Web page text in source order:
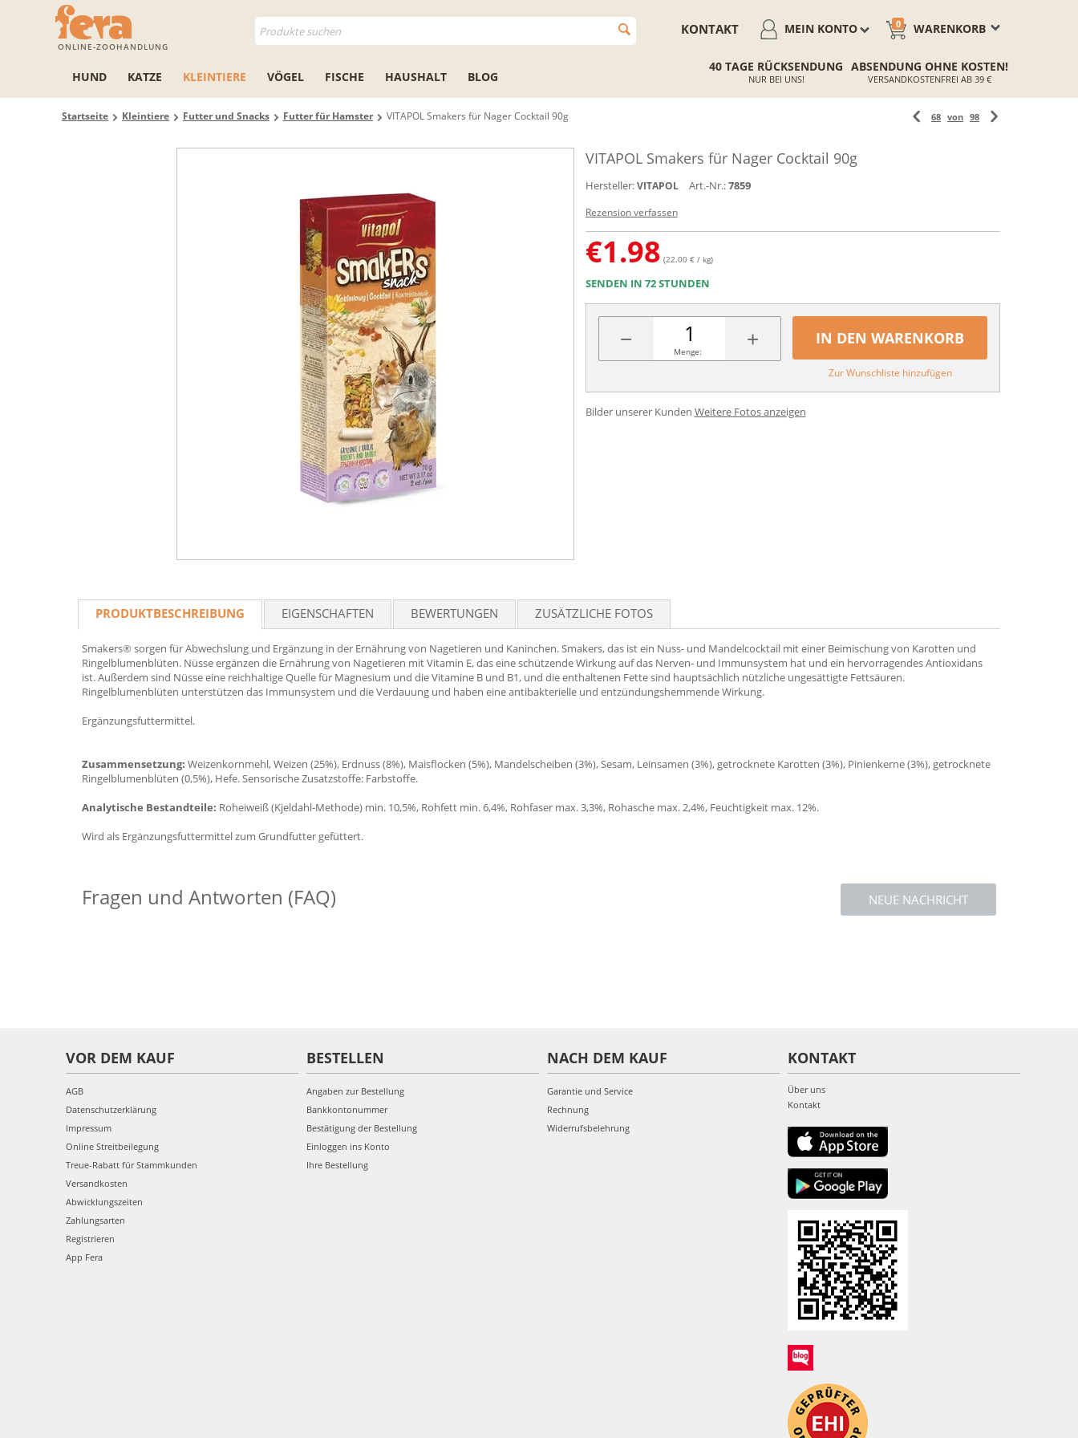
ONLINE-ZOOHANDLUNG
WARENKORB
0
MEIN KONTO
KONTAKT
HUND KATZE KLEINTIERE VÖGEL FISCHE HAUSHALT BLOG
40 TAGE RÜCKSENDUNG
NUR BEI UNS!
ABSENDUNG OHNE KOSTEN!
VERSANDKOSTENFREI AB 39 €
Startseite Kleintiere Futter und Snacks Futter für Hamster VITAPOL Smakers für Nager Cocktail 90g 68 von 98
VITAPOL Smakers für Nager Cocktail 90g
Hersteller: VITAPOL Art.-Nr.:7859
Rezension verfassen
€1.98 (22.00 € / kg)
SENDEN IN 72 STUNDEN
− +
Menge:
IN DEN WARENKORB
Zur Wunschliste hinzufügen
Bilder unserer Kunden Weitere Fotos anzeigen
PRODUKTBESCHREIBUNG EIGENSCHAFTEN BEWERTUNGEN ZUSÄTZLICHE FOTOS
Smakers® sorgen für Abwechslung und Ergänzung in der Ernährung von Nagetieren und Kaninchen. Smakers, das ist ein Nuss- und Mandelcocktail mit einer Beimischung von Karotten und
Ringelblumenblüten. Nüsse ergänzen die Ernährung von Nagetieren mit Vitamin E, das eine schützende Wirkung auf das Nerven- und Immunsystem hat und ein hervorragendes Antioxidans
ist. Außerdem sind Nüsse eine reichhaltige Quelle für Magnesium und die Vitamine B und B1, und die enthaltenen Fette sind hauptsächlich nützliche ungesättigte Fettsäuren.
Ringelblumenblüten unterstützen das Immunsystem und die Verdauung und haben eine antibakterielle und entzündungshemmende Wirkung.
Ergänzungsfuttermittel.
Zusammensetzung: Weizenkornmehl, Weizen (25%), Erdnuss (8%), Maisflocken (5%), Mandelscheiben (3%), Sesam, Leinsamen (3%), getrocknete Karotten (3%), Pinienkerne (3%), getrocknete
Ringelblumenblüten (0,5%), Hefe. Sensorische Zusatzstoffe: Farbstoffe.
Analytische Bestandteile: Roheiweiß (Kjeldahl-Methode) min. 10,5%, Rohfett min. 6,4%, Rohfaser max. 3,3%, Rohasche max. 2,4%, Feuchtigkeit max. 12%.
Wird als Ergänzungsfuttermittel zum Grundfutter gefüttert.
NEUE NACHRICHT
Fragen und Antworten (FAQ)
VOR DEM KAUF
AGB
Datenschutzerklärung
Impressum
Online Streitbeilegung
Treue-Rabatt für Stammkunden
Versandkosten
Abwicklungszeiten
Zahlungsarten
Registrieren
App Fera
BESTELLEN
Angaben zur Bestellung
Bankkontonummer
Bestätigung der Bestellung
Einloggen ins Konto
Ihre Bestellung
NACH DEM KAUF
Garantie und Service
Rechnung
Widerrufsbelehrung
KONTAKT
Über uns
Kontakt